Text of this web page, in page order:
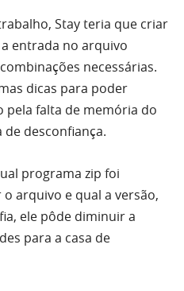
Stay teria que criar
entrada no arquivo
necessárias.
dicas para poder
pela falta de memória do
desconfiança.
programa zip foi
arquivo e qual a versão,
ele pôde diminuir a
para a casa de